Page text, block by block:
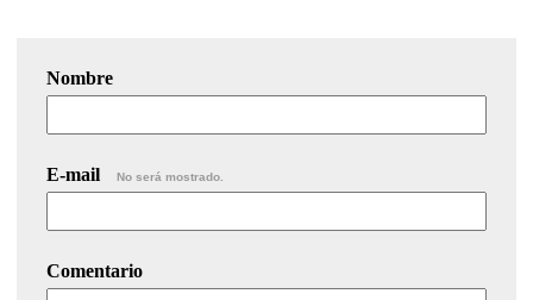
Nombre
E-mail No será mostrado.
Comentario